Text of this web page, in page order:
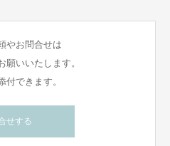
やお問合せは
願いいたします。
できます。
せする